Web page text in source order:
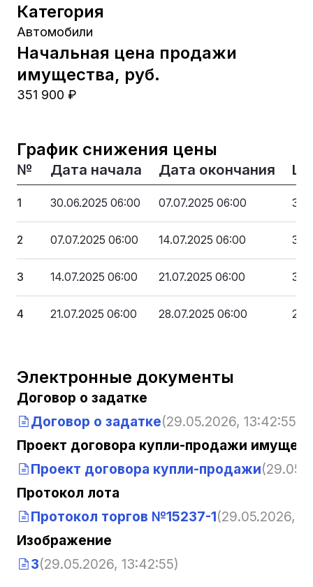
Категория
Автомобили
Начальная цена продажи
имущества, руб.
351 900 ₽
График снижения цены
№ Дата начала Дата окончания
1 30.06.2025 06:00 07.07.2025 06:00
2 07.07.2025 06:00 14.07.2025 06:00
3 14.07.2025 06:00 21.07.2025 06:00 316
4 21.07.2025 06:00 28.07.2025 06:00 299
Электронные документы
Договор о задатке
Договор о задатке(29.05.2026, 13:42:55)
Проект договора купли-продажи
Проект договора купли-продажи
Протокол лота
Протокол торгов №15237-1(29.05.2026,
Изображение
3(29.05.2026, 13:42:55)